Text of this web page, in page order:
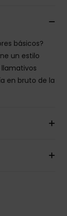
básicos?
un estilo
en bruto de la